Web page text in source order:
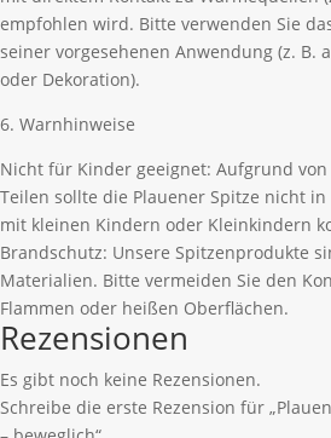
empfohlen wird. Bitte verwenden Sie
seiner vorgesehenen Anwendung (z. B.
oder Dekoration).
6. Warnhinweise
Nicht für Kinder geeignet: Aufgrund
Teilen sollte die Plauener Spitze nicht
mit kleinen Kindern oder Kleinkindern
Brandschutz: Unsere Spitzenprodukte
Materialien. Bitte vermeiden Sie den
Flammen oder heißen Oberflächen.
Rezensionen
Es gibt noch keine Rezensionen.
Schreibe die erste Rezension für